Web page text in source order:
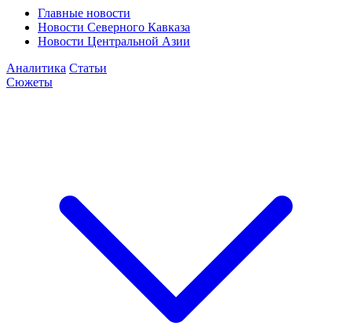
Главные новости
Новости Северного Кавказа
Новости Центральной Азии
Аналитика Статьи
Сюжеты